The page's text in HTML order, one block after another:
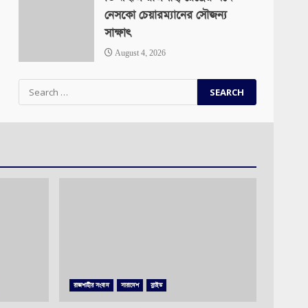
নেসকো চেয়ারম্যানের সৌজন্য
সাক্ষাৎ
August 4, 2026
Search
for:
রাজশাহীর সংবাদ সারাদেশ স্লাইড